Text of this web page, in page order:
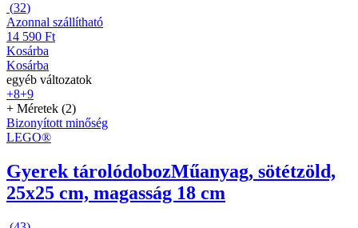
(32)
Azonnal szállítható
14 590 Ft
Kosárba
Kosárba
egyéb változatok
+8+9
+ Méretek (2)
Bizonyított minőség
LEGO®
Gyerek tárolódobozMűanyag, sötétzöld,
25x25 cm, magasság 18 cm